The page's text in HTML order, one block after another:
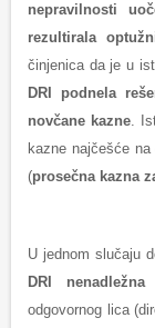
nepravilnosti
rezultirala
činjenica da je u
DRI podnela
novčane kazne.
kazne najčešće
(prosečna kazna
U jednom slučaju
DRI
odgovornog lica